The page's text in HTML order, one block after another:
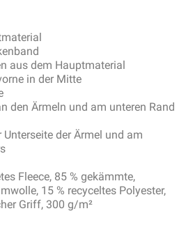
aus dem Hauptmaterial
in der Mitte
den Ärmeln und am unteren Rand
der Ärmel und am
Fleece, 85 % gekämmte,
15 % recyceltes Polyester,
Griff, 300 g/m²